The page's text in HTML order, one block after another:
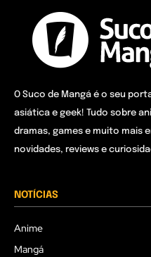
O Suco de Mangá é o seu
asiática e geek! Tudo sobre
dramas, games e muito mais
novidades, reviews e
NOTÍCIAS
Anime
Mangá